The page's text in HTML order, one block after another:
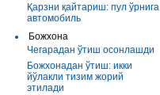
Қарзни қайтариш: пул ўрнига
автомобиль
Божхона
Чегарадан ўтиш осонлашди
Божхонадан ўтиш: икки
йўлакли тизим жорий
этилади